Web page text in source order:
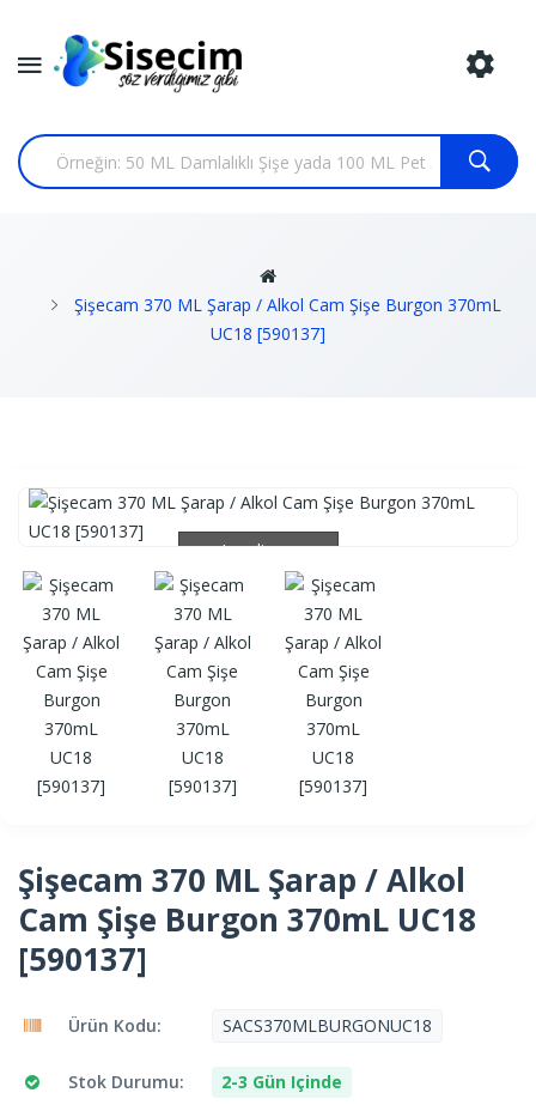
Şişecam 370 ML Şarap / Alkol Cam Şişe Burgon 370mL
UC18 [590137]
Loading...
Loading...
Şişecam 370 ML Şarap / Alkol
Cam Şişe Burgon 370mL UC18
[590137]
Ürün Kodu: SACS370MLBURGONUC18
Stok Durumu: 2-3 Gün Içinde